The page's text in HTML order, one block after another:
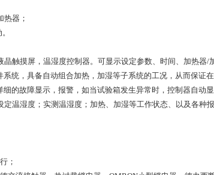
热器；
晶触摸屏，温湿度控制器。可显示设定参数、时间、加热器
系统，具备自动组合加热，加湿等子系统的工况，从而保证
的故障显示，报警，如当试验箱发生异常时，控制器自动显
定温湿度；实测温湿度；加热、加湿等工作状态、以及各种报
；